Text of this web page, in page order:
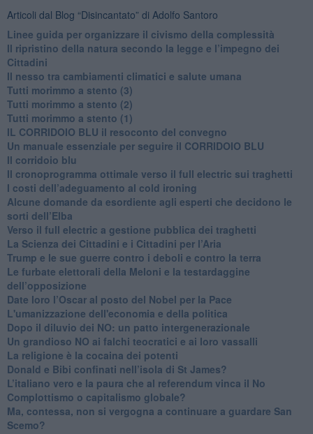
Articoli dal Blog “Disincantato” di Adolfo Santoro
​Linee guida per organizzare il civismo della complessità
​Il ripristino della natura secondo la legge e l’impegno dei
Cittadini
Il nesso tra cambiamenti climatici e salute umana
Tutti morimmo a stento (3)
Tutti morimmo a stento (2)
​Tutti morimmo a stento (1)
IL CORRIDOIO BLU il resoconto del convegno
Un manuale essenziale per seguire il CORRIDOIO BLU
Il corridoio blu
​Il cronoprogramma ottimale verso il full electric sui traghetti
​I costi dell’adeguamento al cold ironing
Alcune domande da esordiente agli esperti che decidono le
sorti dell’Elba
Verso il full electric a gestione pubblica dei traghetti​
​La Scienza dei Cittadini e i Cittadini per l’Aria
Trump e le sue guerre contro i deboli e contro la terra
​Le furbate elettorali della Meloni e la testardaggine
dell’opposizione
​Date loro l’Oscar al posto del Nobel per la Pace
L'umanizzazione dell'economia e della politica
​Dopo il diluvio dei NO: un patto intergenerazionale
​Un grandioso NO ai falchi teocratici e ai loro vassalli
La religione è la cocaina dei potenti
Donald e Bibi confinati nell’isola di St James?
L’italiano vero e la paura che al referendum vinca il No
​Complottismo o capitalismo globale?
​Ma, contessa, non si vergogna a continuare a guardare San
Scemo?